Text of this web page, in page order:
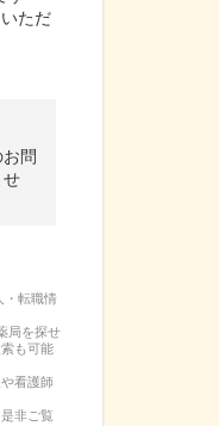
ただ
問
せ
・転職情
局を探せ
も可能
看護師
非ご覧